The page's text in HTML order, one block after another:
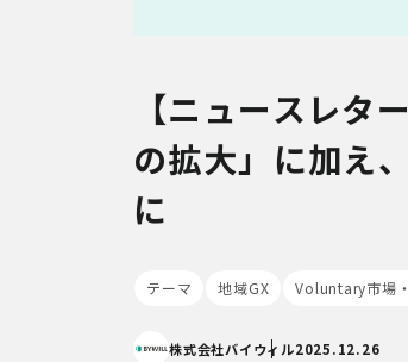
【ニュースレ
の拡大」に加え
に
テーマ 地域GX Voluntary市場
株式会社バイウィル2025.12.26